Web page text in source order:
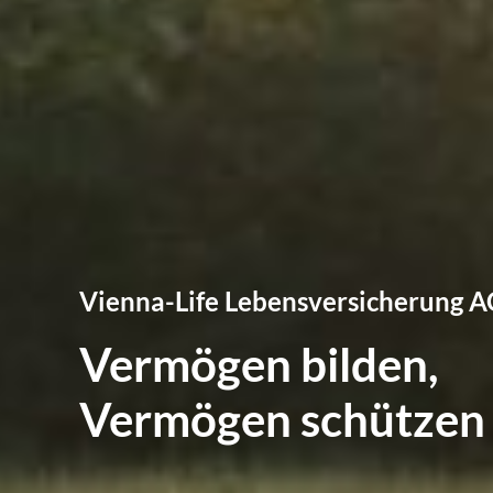
Vienna-Life Lebensversicherung
Vermögen bilden,
Vermögen schützen